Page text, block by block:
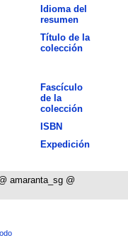
Idioma del
resumen
Título de la
colección
Fascículo
de la
colección
ISBN
Expedición
amaranta_sg @